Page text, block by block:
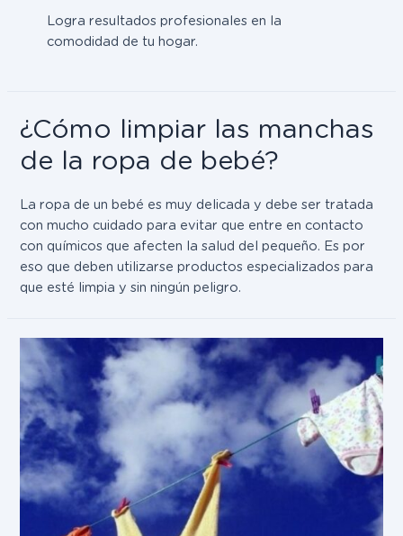
Logra resultados profesionales en la
comodidad de tu hogar.
¿Cómo limpiar las manchas
de la ropa de bebé?
La ropa de un bebé es muy delicada y debe ser tratada
con mucho cuidado para evitar que entre en contacto
con químicos que afecten la salud del pequeño. Es por
eso que deben utilizarse productos especializados para
que esté limpia y sin ningún peligro.